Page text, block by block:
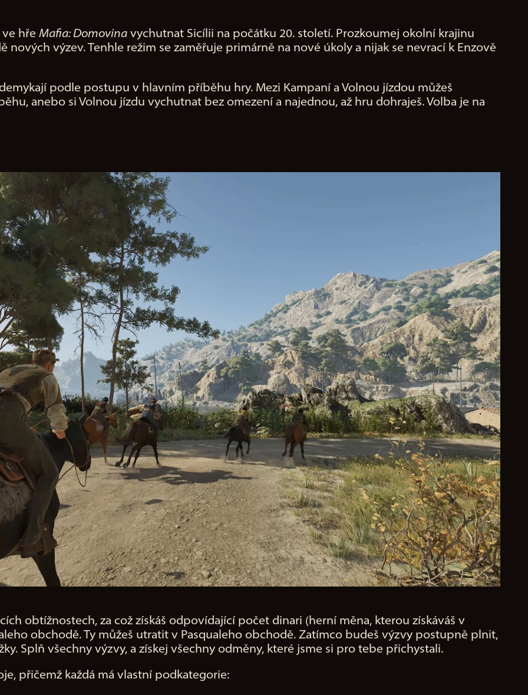
ve hře Mafia: Domovina vychutnat Sicílii na počátku 20. století. Prozkoumej okolní krajinu
výzev. Tenhle režim se zaměřuje primárně na nové úkoly a nijak se nevrací k Enzově
podle postupu v hlavním příběhu hry. Mezi Kampaní a Volnou jízdou můžeš
anebo si Volnou jízdu vychutnat bez omezení a najednou, až hru dohraješ. Volba je na
obtížnostech, za což získáš odpovídající počet dinari (herní měna, kterou získáváš v
obchodě. Ty můžeš utratit v Pasqualeho obchodě. Zatímco budeš výzvy postupně plnit,
Splň všechny výzvy, a získej všechny odměny, které jsme si pro tebe přichystali.
přičemž každá má vlastní podkategorie: